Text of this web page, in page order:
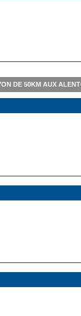
DE 50KM AUX